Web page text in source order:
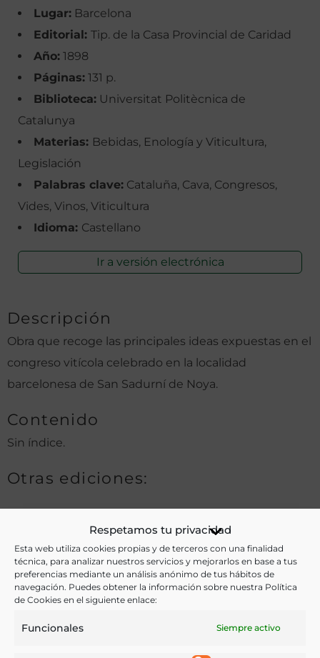
Respetamos tu privacidad
Esta web utiliza cookies propias y de terceros con una finalidad
técnica, para analizar nuestros servicios y mejorarlos en base a tus
preferencias mediante un análisis anónimo de tus hábitos de
navegación. Puedes obtener la información sobre nuestra Política
de Cookies en el siguiente enlace:
Funcionales Siempre activo
Lugar: Barcelona
Editorial: Tip. de la Casa Provincial de Caridad
Año: 1898
Páginas: 131 p.
Biblioteca: Universitat Politècnica de
Catalunya
Materias: Bebidas, Enología y Viticultura,
Legislación
Palabras clave: Cataluña, Cava, Congresos,
Vides, Vinos, Viticultura
Idioma: Castellano
Ir a versión electrónica
Descripción
Obra que recoge las principales ideas expuestas en el
congreso vitícola celebrado en la localidad
barcelonesa de San Sadurní de Noya.
Contenido
Sin índice.
Otras ediciones:
La localidad donde se celebró el congreso, San
Sadurní de Noya, está ubicada en la provincia de
Barcelona y destaca por su producción de cava.